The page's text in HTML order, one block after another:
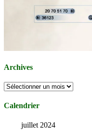
Archives
Archives
Calendrier
juillet 2024